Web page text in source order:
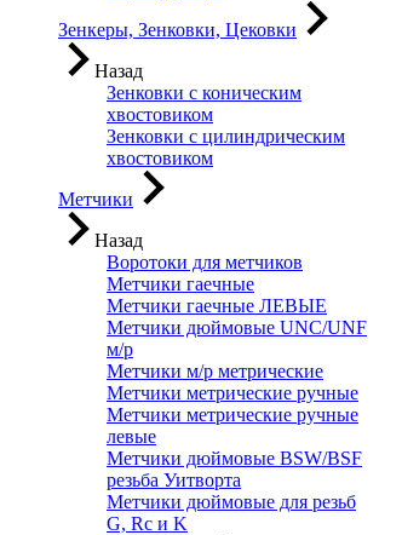
Зенкеры, Зенковки, Цековки
Назад
Зенковки с коническим
хвостовиком
Зенковки с цилиндрическим
хвостовиком
Метчики
Назад
Воротоки для метчиков
Метчики гаечные
Метчики гаечные ЛЕВЫЕ
Метчики дюймовые UNC/UNF
м/р
Метчики м/р метрические
Метчики метрические ручные
Метчики метрические ручные
левые
Метчики дюймовые BSW/BSF
резьба Уитворта
Метчики дюймовые для резьб
G, Rc и K